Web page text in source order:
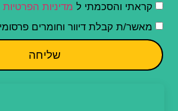
קראתי והסכמתי ל מדיניות הפרטיות
מאשר/ת קבלת דיוור וחומרים
שליחה